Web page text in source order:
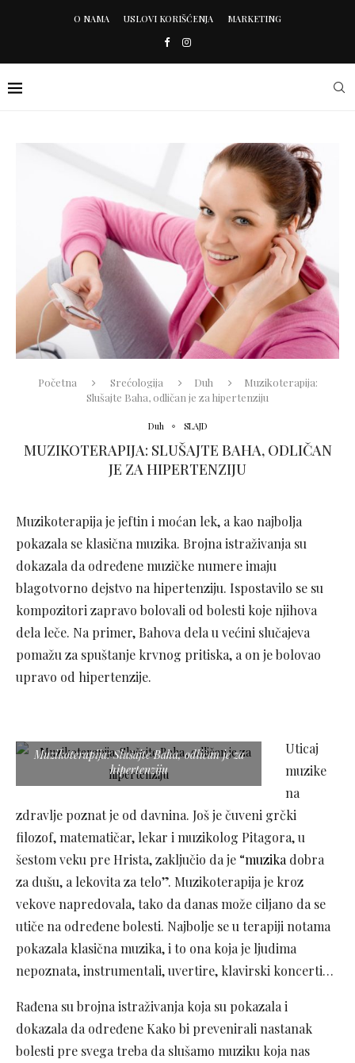
O NAMA USLOVI KORIŠĆENJA MARKETING
Početna Srećologija Duh
Muzikoterapija:
Slušajte Baha, odličan je za hipertenziju
Duh SLAJD
MUZIKOTERAPIJA: SLUŠAJTE BAHA, ODLIČAN
JE ZA HIPERTENZIJU
Muzikoterapija je jeftin i moćan lek, a kao najbolja
pokazala se klasična muzika. Brojna istraživanja su
dokazala da određene muzičke numere imaju
blagotvorno dejstvo na hipertenziju. Ispostavilo se su
kompozitori zapravo bolovali od bolesti koje njihova
dela leče. Na primer, Bahova dela u većini slučajeva
pomažu za spuštanje krvnog pritiska, a on je bolovao
upravo od hipertenzije.
Muzikoterapija: Slušajte Baha, odličan je za
hipertenziju
Uticaj
muzike
na
zdravlje poznat je od davnina. Još je čuveni grčki
filozof, matematičar, lekar i muzikolog Pitagora, u
šestom veku pre Hrista, zaključio da je “muzika dobra
za dušu, a lekovita za telo”. Muzikoterapija je kroz
vekove napredovala, tako da danas može ciljano da se
utiče na određene bolesti. Najbolje se u terapiji notama
pokazala klasična muzika, i to ona koja je ljudima
nepoznata, instrumentali, uvertire, klavirski koncerti…
Rađena su brojna istraživanja koja su pokazala i
dokazala da određene Kako bi prevenirali nastanak
bolesti pre svega treba da slušamo muziku koja nas